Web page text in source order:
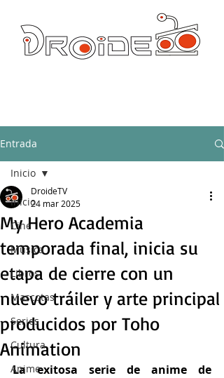
Entrada
Inicio
Cine
Música
Libros
Mascotas
Series
Cultura
Anime
Inicio
My Hero Academia
temporada final, inicia su
etapa de cierre con un
nuevo tráiler y arte principal
producidos por Toho
Animation
DroideTV
24 mar 2025
La exitosa serie de anime de